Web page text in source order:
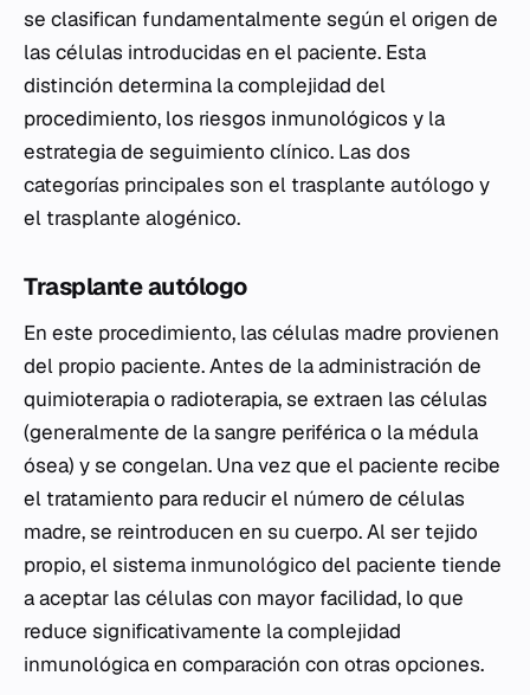
se clasifican fundamentalmente según el origen de
las células introducidas en el paciente. Esta
distinción determina la complejidad del
procedimiento, los riesgos inmunológicos y la
estrategia de seguimiento clínico. Las dos
categorías principales son el trasplante autólogo y
el trasplante alogénico.
Trasplante autólogo
En este procedimiento, las células madre provienen
del propio paciente. Antes de la administración de
quimioterapia o radioterapia, se extraen las células
(generalmente de la sangre periférica o la médula
ósea) y se congelan. Una vez que el paciente recibe
el tratamiento para reducir el número de células
madre, se reintroducen en su cuerpo. Al ser tejido
propio, el sistema inmunológico del paciente tiende
a aceptar las células con mayor facilidad, lo que
reduce significativamente la complejidad
inmunológica en comparación con otras opciones.